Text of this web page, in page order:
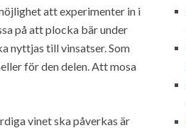
att experimenter in i
på att plocka bär under
nyttjas till vinsatser. Som
för den delen. Att mosa
vinet ska påverkas är